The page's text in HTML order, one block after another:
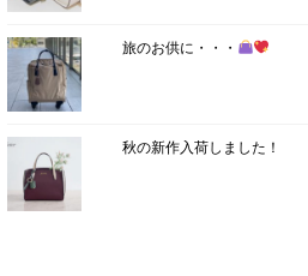
旅のお供に・・・
秋の新作入荷しました！